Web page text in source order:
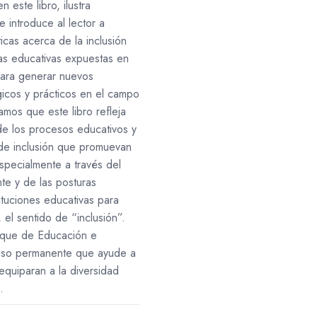
este libro, ilustra
introduce al lector a
acerca de la inclusión
educativas expuestas en
generar nuevos
y prácticos en el campo
que este libro refleja
los procesos educativos y
inclusión que promuevan
a través del
y de las posturas
educativas para
sentido de “inclusión”.
de Educación e
permanente que ayude a
a la diversidad